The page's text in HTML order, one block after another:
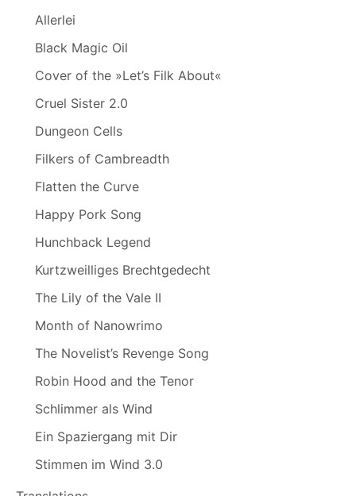
Allerlei
Black Magic Oil
Cover of the »Let’s Filk About«
Cruel Sister 2.0
Dungeon Cells
Filkers of Cambreadth
Flatten the Curve
Happy Pork Song
Hunchback Legend
Kurtzweilliges Brechtgedecht
The Lily of the Vale II
Month of Nanowrimo
The Novelist’s Revenge Song
Robin Hood and the Tenor
Schlimmer als Wind
Ein Spaziergang mit Dir
Stimmen im Wind 3.0